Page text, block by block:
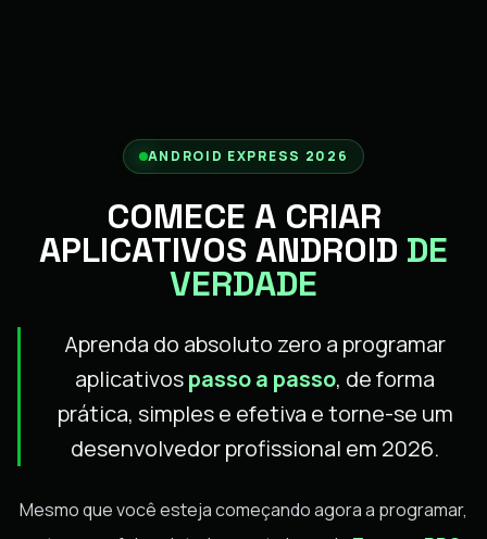
ANDROID EXPRESS 2026
COMECE A CRIAR
APLICATIVOS ANDROID DE
VERDADE
Aprenda do absoluto zero a programar
aplicativospasso a passo, de forma
prática, simples e efetiva e torne-se um
desenvolvedor profissional em 2026.
Mesmo que você esteja começando agora a programar,